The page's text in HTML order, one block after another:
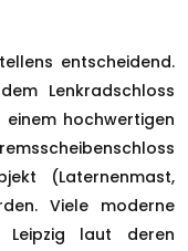
entscheidend.
Lenkradschloss
hochwertigen
(Laternenmast,
Viele moderne
laut deren